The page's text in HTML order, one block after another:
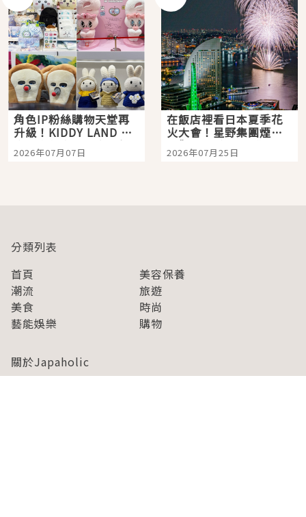
角色IP粉絲購物天堂再
升級！KIDDY LAND 原
宿店吉伊卡哇迎客，新
開幕 OMOKADO 店3分
2026年07月07日
在飯店裡看日本夏季花
火大會！星野集團煙火
景觀飯店6選，讓你不用
人擠人悠閒欣賞
2026年07月25日
分類列表
首頁
美容保養
潮流
旅遊
美食
時尚
藝能娛樂
購物
關於Japaholic